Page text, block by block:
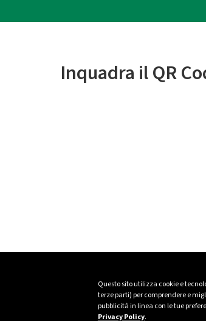
Questo sito utilizza cookie e
terze parti) per comprendere e
pubblicità in linea con le tue
Privacy Policy.
Inquadra il QR